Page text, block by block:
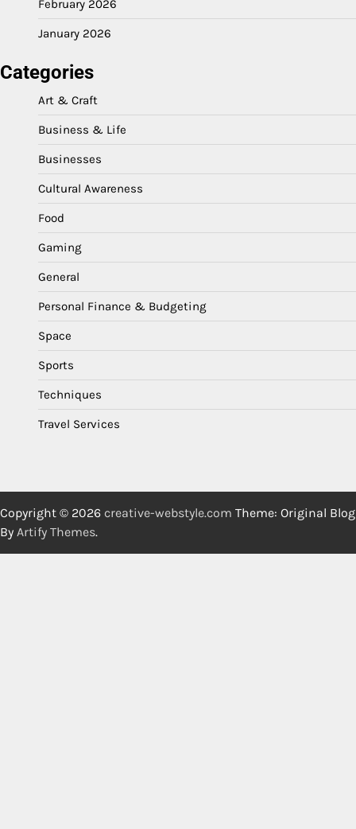
February 2026
January 2026
Categories
Art & Craft
Business & Life
Businesses
Cultural Awareness
Food
Gaming
General
Personal Finance & Budgeting
Space
Sports
Techniques
Travel Services
Copyright © 2026 creative-webstyle.com Theme: Original Blog
By Artify Themes.